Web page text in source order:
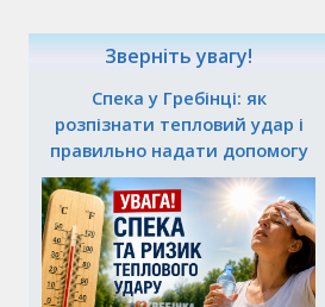
Зверніть увагу!
Спека у Гребінці: як
розпізнати тепловий удар і
правильно надати допомогу